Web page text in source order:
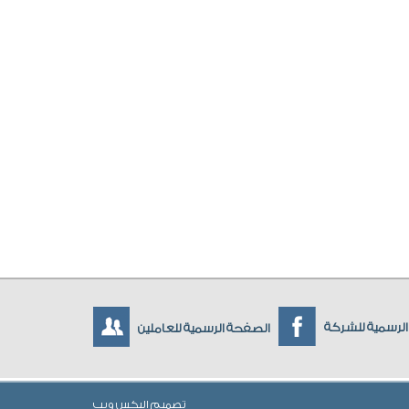
الصفحة الرسمية للعاملين للشركة
تصميم اليكس ويب